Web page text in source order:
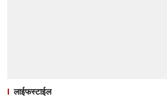
लाईफस्टाईल